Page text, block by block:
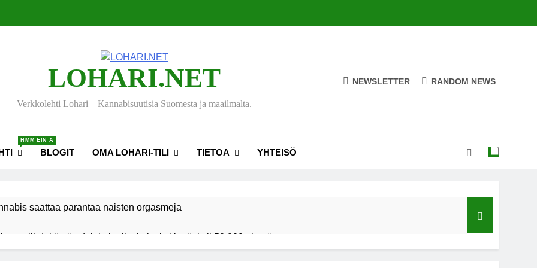
LOHARI.NET
Verkkolehti Lohari – Kannabisuutisia Suomesta ja maailmalta.
NEWSLETTER RANDOM NEWS
HMM EIN A
BLOGIT OMA LOHARI-TILI TIETOA YHTEISÖ
saattaa parantaa naisten orgasmeja
viihdekäytön dekriminalisoimiseksi keräsi yli 50 000 nimeä